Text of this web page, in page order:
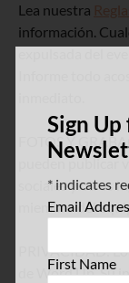
Lea nuestra
información.
expulsada del
FOTOS Y
pueden publicar
sociales y otros
miembro del
PRIVACIDAD:
de Word Up. Su
Sign
* indicates
Email
First Name